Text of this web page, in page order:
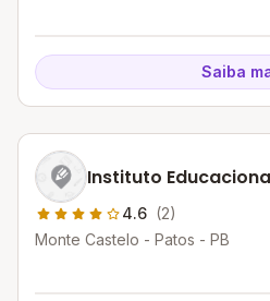
Saiba
Instituto
4.6 (2)
Monte Castelo - Patos - PB